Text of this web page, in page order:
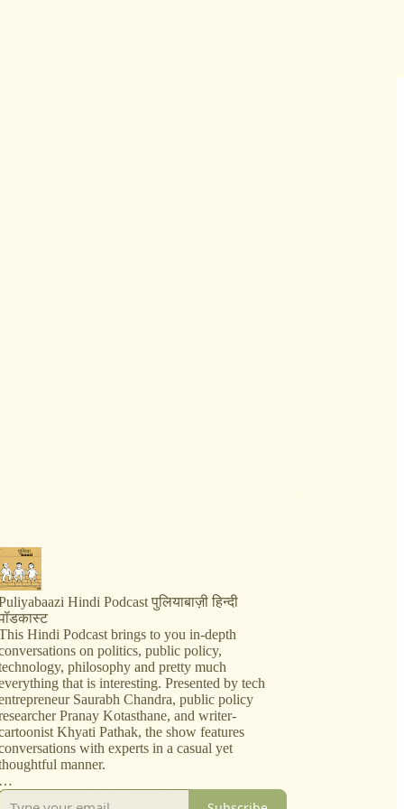
Hindi Podcast पुलियाबाज़ी हिन्दी
Hindi Podcast brings to you in-depth
on politics, public policy,
philosophy and pretty much
that is interesting. Presented by tech
Saurabh Chandra, public policy
Pranay Kotasthane, and writer-
Khyati Pathak, the show features
with experts in a casual yet
manner.
महफ़िल ख़त्म होते-होते दरवाज़े के बाहर, एक पुलिया के